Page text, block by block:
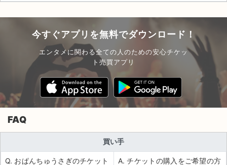
今すぐアプリを無料でダウンロード！
エンタメに関わる全ての人のための安心チケッ
ト売買アプリ
FAQ
買い手
Q. おぱんちゅうさぎのチケット
A. チケットの購入をご希望の方